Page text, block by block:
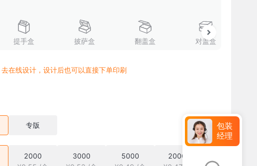
提手盒 披萨盒 翻盖盒 对盖盒
去在线设计，设计后也可以直接下单印刷
专版
2000
3000
5000
20000
包装
经理